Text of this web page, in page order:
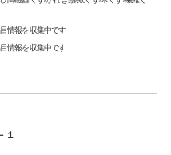
情報を収集中です
情報を収集中です
１